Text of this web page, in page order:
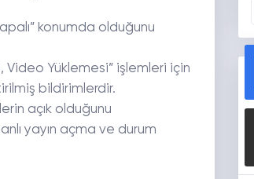
konumda olduğunu
Yüklemesi” işlemleri için
bildirimlerdir.
açık olduğunu
yayın açma ve durum